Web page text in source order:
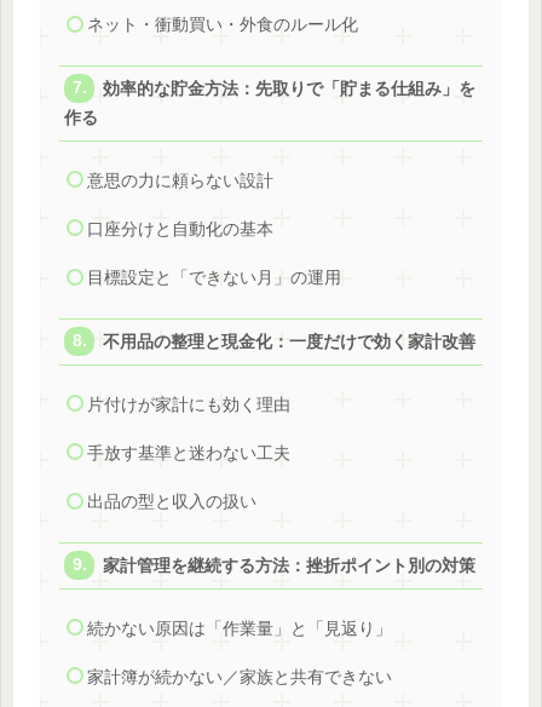
ネット・衝動買い・外食のルール化
効率的な貯金方法：先取りで「貯まる仕組み」を
作る
意思の力に頼らない設計
口座分けと自動化の基本
目標設定と「できない月」の運用
不用品の整理と現金化：一度だけで効く家計改善
片付けが家計にも効く理由
手放す基準と迷わない工夫
出品の型と収入の扱い
家計管理を継続する方法：挫折ポイント別の対策
続かない原因は「作業量」と「見返り」
家計簿が続かない／家族と共有できない